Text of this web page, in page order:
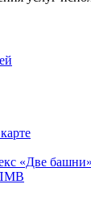
«Две башни»
ПМВ